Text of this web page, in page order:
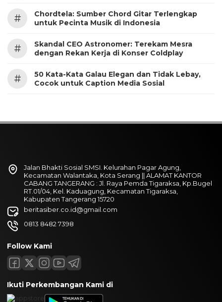
#
Chordtela: Sumber Chord Gitar Terlengkap
untuk Pecinta Musik di Indonesia
#
Skandal CEO Astronomer: Terekam Mesra
dengan Rekan Kerja di Konser Coldplay
#
50 Kata-Kata Galau Elegan dan Tidak Lebay,
Cocok untuk Caption Media Sosial
Jalan Bhakti Sosial SMSI. Kelurahan Pagar Agung,
Kecamatan Walantaka, Kota Serang || ALAMAT KANTOR
CABANG TANGERANG : Jl. Raya Pemda Tigaraksa, Kp.Bugel
RT.01/04, Kel. Kaduagung, Kecamatan Tigaraksa,
Kabupaten Tangerang 15720
beritasiber.co.id@gmail.com
0813 8482 7398
Follow Kami
Ikuti Perkembangan Kami di